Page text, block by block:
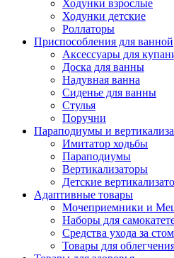
Ходунки взрослые
Ходунки детские
Роллаторы
Приспособления для ванной
Аксессуары для
Доска для ванны
Надувная ванна
Сиденье для ванны
Стулья
Поручни
Параподиумы и
Имитатор ходьбы
Параподиумы
Вертикализаторы
Детские
Адаптивные товары
Мочеприемники и
Наборы для
Средства ухода за
Товары для